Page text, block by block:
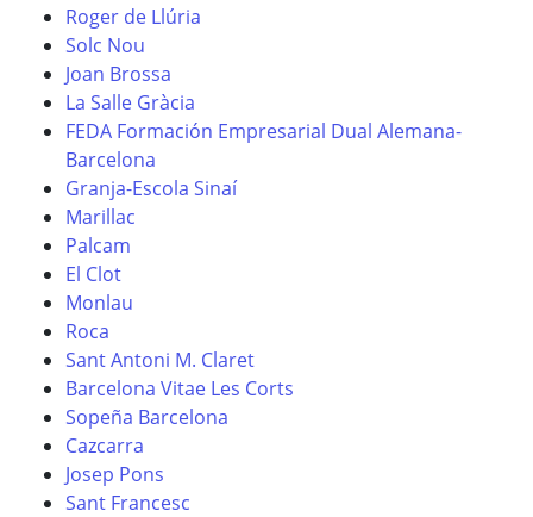
Roger de Llúria
Solc Nou
Joan Brossa
La Salle Gràcia
FEDA Formación Empresarial Dual Alemana-
Barcelona
Granja-Escola Sinaí
Marillac
Palcam
El Clot
Monlau
Roca
Sant Antoni M. Claret
Barcelona Vitae Les Corts
Sopeña Barcelona
Cazcarra
Josep Pons
Sant Francesc